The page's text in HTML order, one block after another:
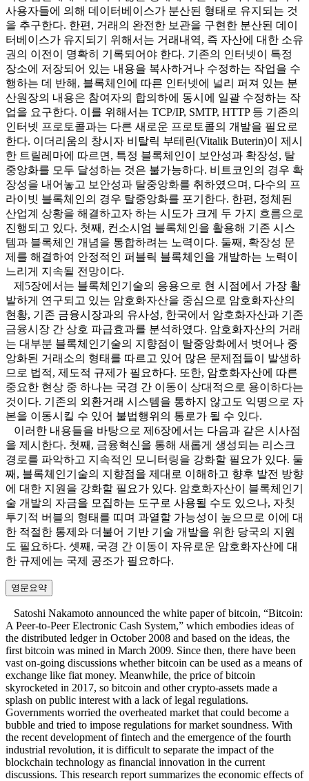
사용자들에 의해 데이터베이스가 분산된 형태로 유지되는 것
을 추구한다. 한편, 거래의 완전한 보관을 구현한 분산된 데이
터베이스가 유지되기 위해서는 거래내역, 즉 자산에 대한 소유
권의 이전이 명확히 기록되어야 한다. 기존의 인터넷이 특정
장소에 저장되어 있는 내용을 복사하거나 수정하는 작업을 수
행하는 데 반해, 블록체인에 따른 인터넷에 널리 퍼져 있는 분
산원장의 내용은 참여자의 합의하에 동시에 일괄 수정하는 작
업을 요구한다. 이를 위해서는 TCP/IP, SMTP, HTTP 등 기존의
인터넷 프로토콜과는 다른 새로운 프로토콜의 개발을 필요로
한다. 이더리움의 창시자 비탈릭 부테린(Vitalik Buterin)이 제시
한 트릴레마에 따르면, 특정 블록체인이 보안성과 확장성, 탈
중앙화를 모두 달성하는 것은 불가능하다. 비트코인의 경우 확
장성을 내어놓고 보안성과 탈중앙화를 취하였으며, 다수의 프
라이빗 블록체인의 경우 탈중앙화를 포기한다. 한편, 정체된
산업계 상황을 해결하고자 하는 시도가 크게 두 가지 흐름으로
진행되고 있다. 첫째, 컨소시엄 블록체인을 활용해 기존 시스
템과 블록체인 개념을 통합하려는 노력이다. 둘째, 확장성 문
제를 해결하여 안정적인 퍼블릭 블록체인을 개발하는 노력이
느리게 지속될 전망이다.
제5장에서는 블록체인기술의 응용으로 현 시점에서 가장 활
발하게 연구되고 있는 암호화자산을 중심으로 암호화자산의
현황, 기존 금융시장과의 유사성, 한국에서 암호화자산과 기존
금융시장 간 상호 파급효과를 분석하였다. 암호화자산의 거래
는 대부분 블록체인기술의 지향점이 탈중앙화에서 벗어나 중
앙화된 거래소의 형태를 따르고 있어 많은 문제점들이 발생하
므로 법적, 제도적 규제가 필요하다. 또한, 암호화자산에 따른
중요한 현상 중 하나는 국경 간 이동이 상대적으로 용이하다는
것이다. 기존의 외환거래 시스템을 통하지 않고도 익명으로 자
본을 이동시킬 수 있어 불법행위의 통로가 될 수 있다.
이러한 내용들을 바탕으로 제6장에서는 다음과 같은 시사점
을 제시한다. 첫째, 금융혁신을 통해 새롭게 생성되는 리스크
경로를 파악하고 지속적인 모니터링을 강화할 필요가 있다. 둘
째, 블록체인기술의 지향점을 제대로 이해하고 향후 발전 방향
에 대한 지원을 강화할 필요가 있다. 암호화자산이 블록체인기
술 개발의 자금을 모집하는 도구로 사용될 수도 있으나, 자칫
투기적 버블의 형태를 띠며 과열할 가능성이 높으므로 이에 대
한 적절한 통제와 더불어 기반 기술 개발을 위한 당국의 지원
도 필요하다. 셋째, 국경 간 이동이 자유로운 암호화자산에 대
한 규제에는 국제 공조가 필요하다.
영문요약
Satoshi Nakamoto announced the white paper of bitcoin, “Bitcoin:
A Peer-to-Peer Electronic Cash System,” which embodies ideas of
the distributed ledger in October 2008 and based on the ideas, the
first bitcoin was mined in March 2009. Since then, there have been
vast on-going discussions whether bitcoin can be used as a means of
exchange like fiat money. Meanwhile, the price of bitcoin
skyrocketed in 2017, so bitcoin and other crypto-assets made a
splash on public interest with a lack of legal regulations.
Governments worried the overheated market that could become a
bubble and tried to impose regulations for market soundness. With
the recent development of fintech and the emergence of the fourth
industrial revolution, it is difficult to separate the impact of the
blockchain technology as financial innovation in the current
discussions. This research report summarizes the economic effects of